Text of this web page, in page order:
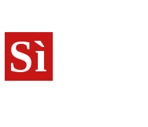
Sì